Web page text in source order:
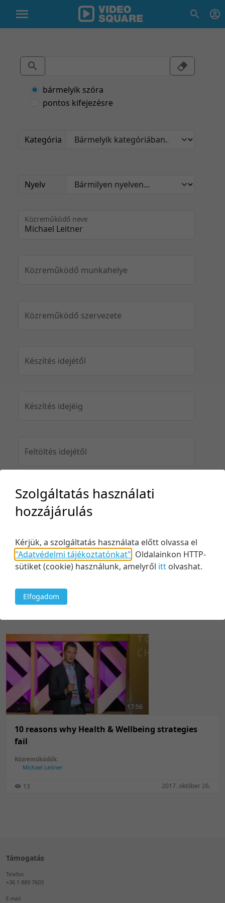
bármelyik szóra
pontos kifejezésre
Kategória
Nyelv
Közreműködő neve
Közreműködő munkahelye
Közreműködő szervezete
Készítés idejétől
Készítés idejéig
Feltöltés idejétől
Feltöltés idejéig
Keresés
Relevancia szerint
Kezdés/felvétel dátuma szerint
Feltöltés dátuma szerint
Feltöltés dátuma szerint
Utolsó módosítás szerint
Utolsó módosítás szerint
5 tétel/oldal
10 tétel/oldal
20 tétel/oldal
50 tétel/oldal
100 tétel/oldal
17:56
10 reasons why Health & Wellbeing strategies
fail
Közreműködők:
Michael Leitner
13 2017. október 26.
Támogatás
Telefon
+36 1 889 7603
E-mail
Szolgáltatás használati
hozzájárulás
Kérjük, a szolgáltatás használata előtt olvassa el
"Adatvédelmi tájékoztatónkat" Oldalainkon HTTP-
sütiket (cookie) használunk, amelyről itt olvashat.
Elfogadom